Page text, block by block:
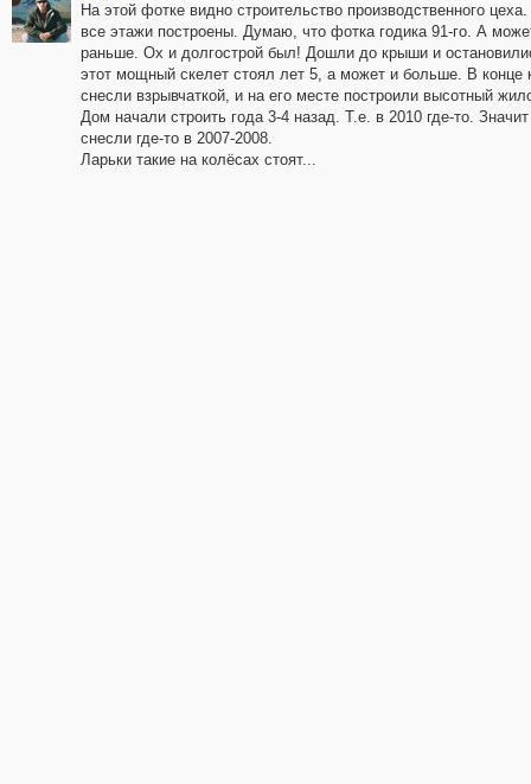
На этой фотке видно строительство производственного
все этажи построены. Думаю, что фотка годика 91-го. А
раньше. Ох и долгострой был! Дошли до крыши и
этот мощный скелет стоял лет 5, а может и больше. В конце
снесли взрывчаткой, и на его месте построили высотный
Дом начали строить года 3-4 назад. Т.е. в 2010 где-то. Значит
снесли где-то в 2007-2008.
Ларьки такие на колёсах стоят...